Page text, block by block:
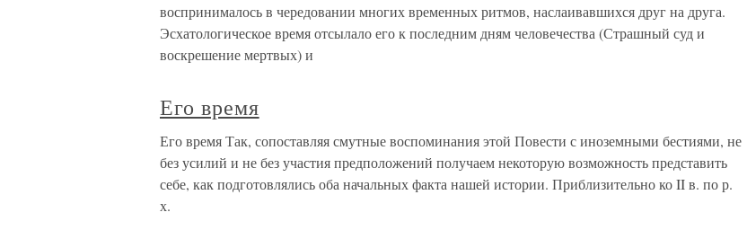
воспринималось в чередовании многих временных ритмов, наслаивавшихся друг на друга.
Эсхатологическое время отсылало его к последним дням человечества (Страшный суд и
воскрешение мертвых) и
Его время
Его время Так, сопоставляя смутные воспоминания этой Повести с иноземными бестиями, не
без усилий и не без участия предположений получаем некоторую возможность представить
себе, как подготовлялись оба начальных факта нашей истории. Приблизительно ко II в. по р.
х.